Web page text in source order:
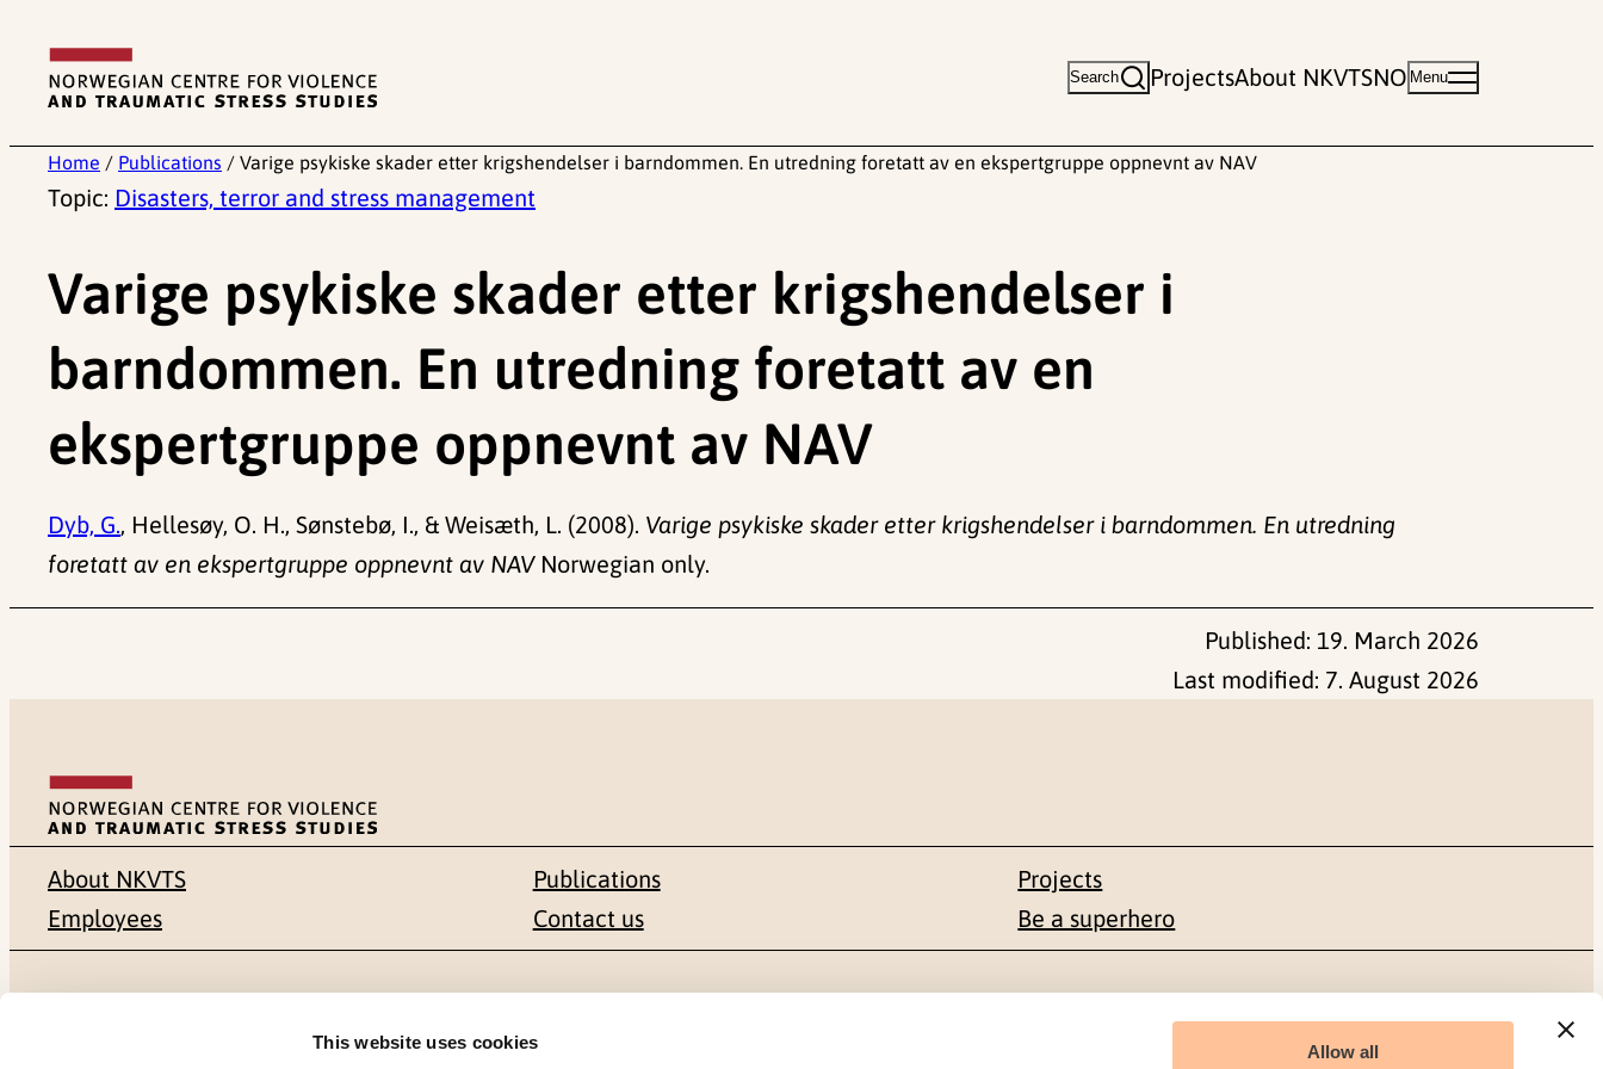
This website uses cookies Allow all
content
Search ProjectsAbout NKVTSNO Menu
Home / Publications / Varige psykiske skader etter krigshendelser i barndommen. En utredning foretatt av en ekspertgruppe oppnevnt av NAV
Topic: Disasters, terror and stress management
Varige psykiske skader etter krigshendelser i
barndommen. En utredning foretatt av en
ekspertgruppe oppnevnt av NAV
Dyb, G., Hellesøy, O. H., Sønstebø, I., & Weisæth, L. (2008). Varige psykiske skader etter krigshendelser i barndommen. En utredning
foretatt av en ekspertgruppe oppnevnt av NAVNorwegian only.
Published: 19. March 2026
Last modified: 7. August 2026
About NKVTS
Employees
Publications
Contact us
Projects
Be a superhero